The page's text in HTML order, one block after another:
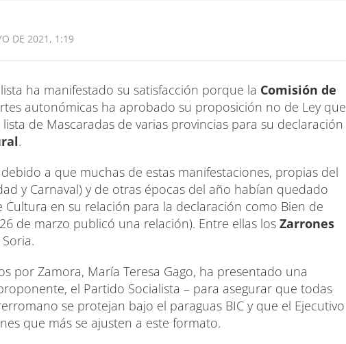
DE 2021, 1:19
ha manifestado su satisfacción porque la Comisión de
autonómicas ha aprobado su proposición no de Ley que
de Mascaradas de varias provincias para su declaración
.
a que muchas de estas manifestaciones, propias del
y Carnaval) y de otras épocas del año habían quedado
Cultura en su relación para la declaración como Bien de
de marzo publicó una relación). Entre ellas los Zarrones
por Zamora, María Teresa Gago, ha presentado una
el Partido Socialista – para asegurar que todas
se protejan bajo el paraguas BIC y que el Ejecutivo
que más se ajusten a este formato.